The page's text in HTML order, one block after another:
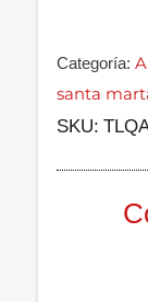
Categoría:
santa
SKU: